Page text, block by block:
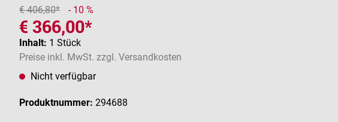
€ 406,80* - 10 %
€ 366,00*
Inhalt: 1 Stück
Preise inkl. MwSt. zzgl. Versandkosten
Nicht verfügbar
Produktnummer:294688